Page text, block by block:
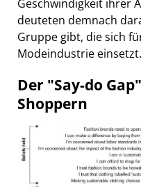
Geschwindigkeit ihrer
deuteten demnach
Gruppe gibt, die sich
Modeindustrie einsetzt.
Der "Say-do
Shoppern